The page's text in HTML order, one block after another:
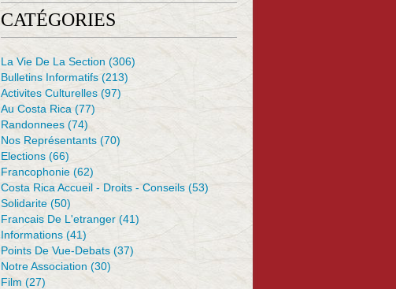
CATÉGORIES
La Vie De La Section (306)
Bulletins Informatifs(213)
Activites Culturelles (97)
Au Costa Rica (77)
Randonnees (74)
Nos Représentants (70)
Elections (66)
Francophonie (62)
Costa Rica Accueil - Droits - Conseils (53)
Solidarite (50)
Francais De L'etranger (41)
Informations (41)
Points De Vue-Debats (37)
Notre Association (30)
Film (27)